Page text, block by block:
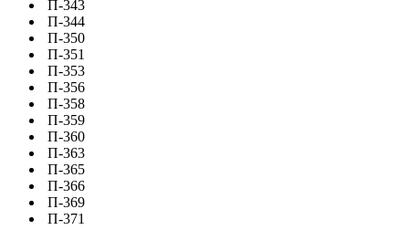
П-343
П-344
П-350
П-351
П-353
П-356
П-358
П-359
П-360
П-363
П-365
П-366
П-369
П-371